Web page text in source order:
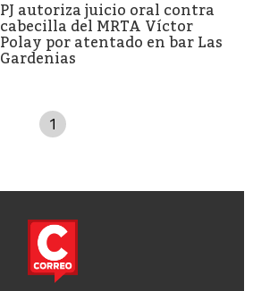
PJ autoriza juicio oral contra
cabecilla del MRTA Víctor
Polay por atentado en bar Las
Gardenias
1